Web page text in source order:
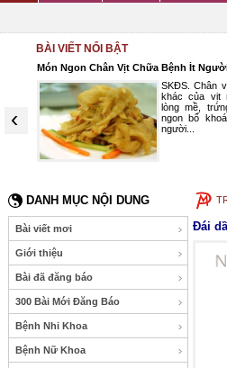
BÀI VIẾT NỔI BẬT
‹
tạng
Món Ngon Chân Vịt Chữa Bệnh Ít
SKĐS. Chân
khác của vịt
lòng mề,
ngon bổ
người...
DANH MỤC NỘI DUNG
Bài viết mơi
Giới thiệu
Bài đã đăng báo
300 Bài Mới Đăng Báo
Bệnh Nhi Khoa
Bệnh Nữ Khoa
Đái